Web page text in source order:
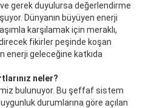
gerek duyulursa değerlendirme
Dünyanın büyüyen enerji
karşılamak için meraklı,
fikirler peşinde koşan
enerji geleceğine katkıda
neler?
bulunuyor. Bu şeffaf sistem
uygunluk durumlarına göre açılan